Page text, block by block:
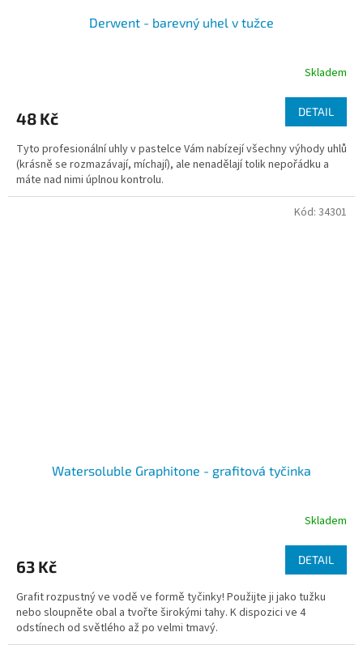
Derwent - barevný uhel v tužce
Skladem
48 Kč DETAIL
Tyto profesionální uhly v pastelce Vám nabízejí všechny výhody uhlů
(krásně se rozmazávají, míchají), ale nenadělají tolik nepořádku a
máte nad nimi úplnou kontrolu.
Watersoluble Graphitone - grafitová tyčinka
Skladem
63 Kč DETAIL
Grafit rozpustný ve vodě ve formě tyčinky! Použijte ji jako tužku
nebo sloupněte obal a tvořte širokými tahy. K dispozici ve 4
odstínech od světlého až po velmi tmavý.
Kód: 34301